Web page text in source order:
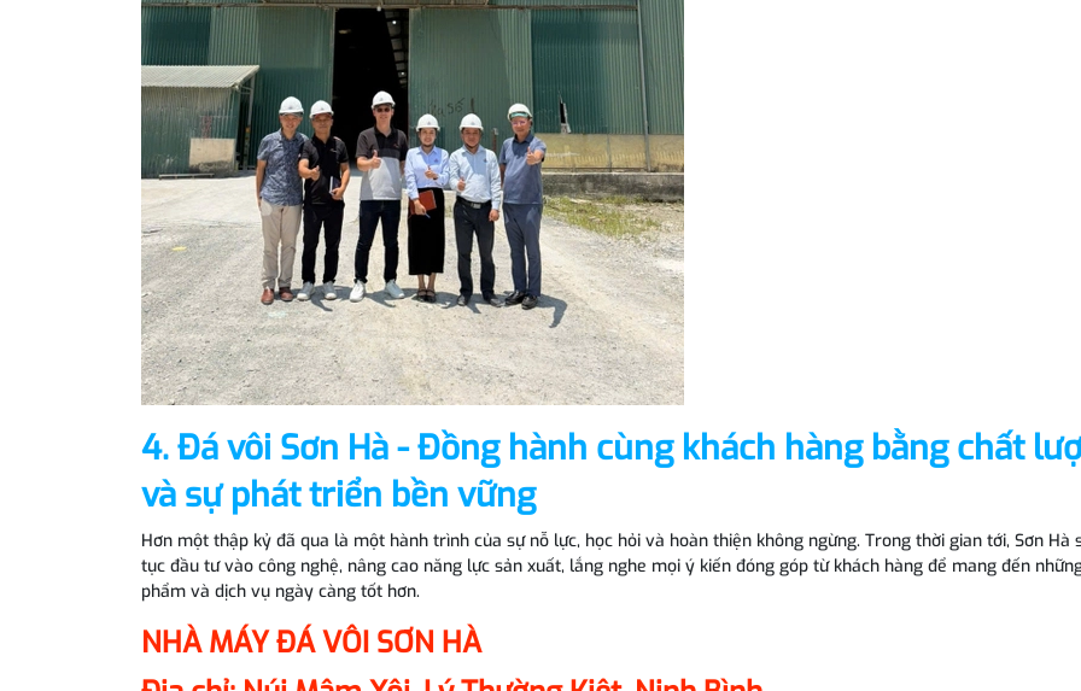
4. Đá vôi Sơn Hà - Đồng hành cùng khách hàng bằng chất
và sự phát triển bền vững
Hơn một thập kỷ đã qua là một hành trình của sự nỗ lực, học hỏi và hoàn thiện không ngừng. Trong thời gian tới, Sơn Hà
tục đầu tư vào công nghệ, nâng cao năng lực sản xuất, lắng nghe mọi ý kiến đóng góp từ khách hàng để mang đến
phẩm và dịch vụ ngày càng tốt hơn.
NHÀ MÁY ĐÁ VÔI SƠN HÀ